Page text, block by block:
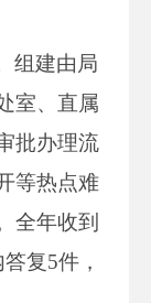
组建由局
室、直属
批办理流
等热点难
全年收到
复5件，